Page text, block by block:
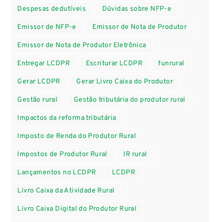
Despesas dedutíveis Dúvidas sobre NFP-e
Emissor de NFP-e Emissor de Nota de Produtor
Emissor de Nota de Produtor Eletrônica
Entregar LCDPR Escriturar LCDPR funrural
Gerar LCDPR Gerar Livro Caixa do Produtor
Gestão rural Gestão tributária do produtor rural
Impactos da reforma tributária
Imposto de Renda do Produtor Rural
Impostos de Produtor Rural IR rural
Lançamentos no LCDPR LCDPR
Livro Caixa da Atividade Rural
Livro Caixa Digital do Produtor Rural